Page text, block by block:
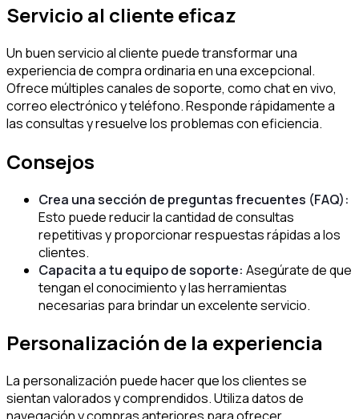
Servicio al cliente eficaz
Un buen servicio al cliente puede transformar una
experiencia de compra ordinaria en una excepcional.
Ofrece múltiples canales de soporte, como chat en vivo,
correo electrónico y teléfono. Responde rápidamente a
las consultas y resuelve los problemas con eficiencia.
Consejos
Crea una sección de preguntas frecuentes (FAQ):
Esto puede reducir la cantidad de consultas
repetitivas y proporcionar respuestas rápidas a los
clientes.
Capacita a tu equipo de soporte: Asegúrate de que
tengan el conocimiento y las herramientas
necesarias para brindar un excelente servicio.
Personalización de la experiencia
La personalización puede hacer que los clientes se
sientan valorados y comprendidos. Utiliza datos de